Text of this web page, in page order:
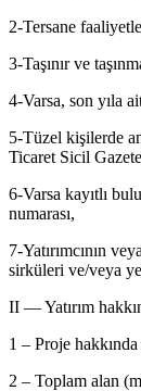
2-Tersane
3-Taşınır ve
4-Varsa, son yıla
5-Tüzel kişilerde
Ticaret Sicil
6-Varsa kayıtlı
numarası,
7-Yatırımcının
sirküleri ve/veya
II — Yatırım
1 – Proje
2 – Toplam alan